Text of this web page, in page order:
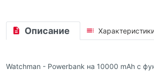
Описание
Watchman - Powerbank на 10000 mAh с